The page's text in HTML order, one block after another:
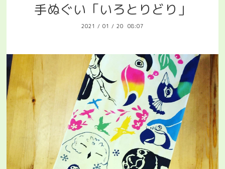
手ぬぐい「いろとりどり」
2021 / 01 / 20 08:07